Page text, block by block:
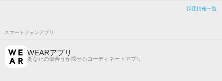
採用情報一覧
スマートフォンアプリ
WEARアプリ
あなたの似合うが探せるコーディネートアプリ